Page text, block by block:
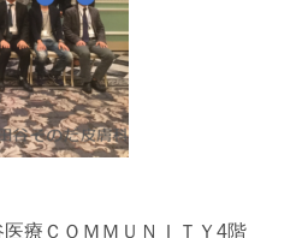
療ＣＯＭＭＵＮＩＴＹ4階